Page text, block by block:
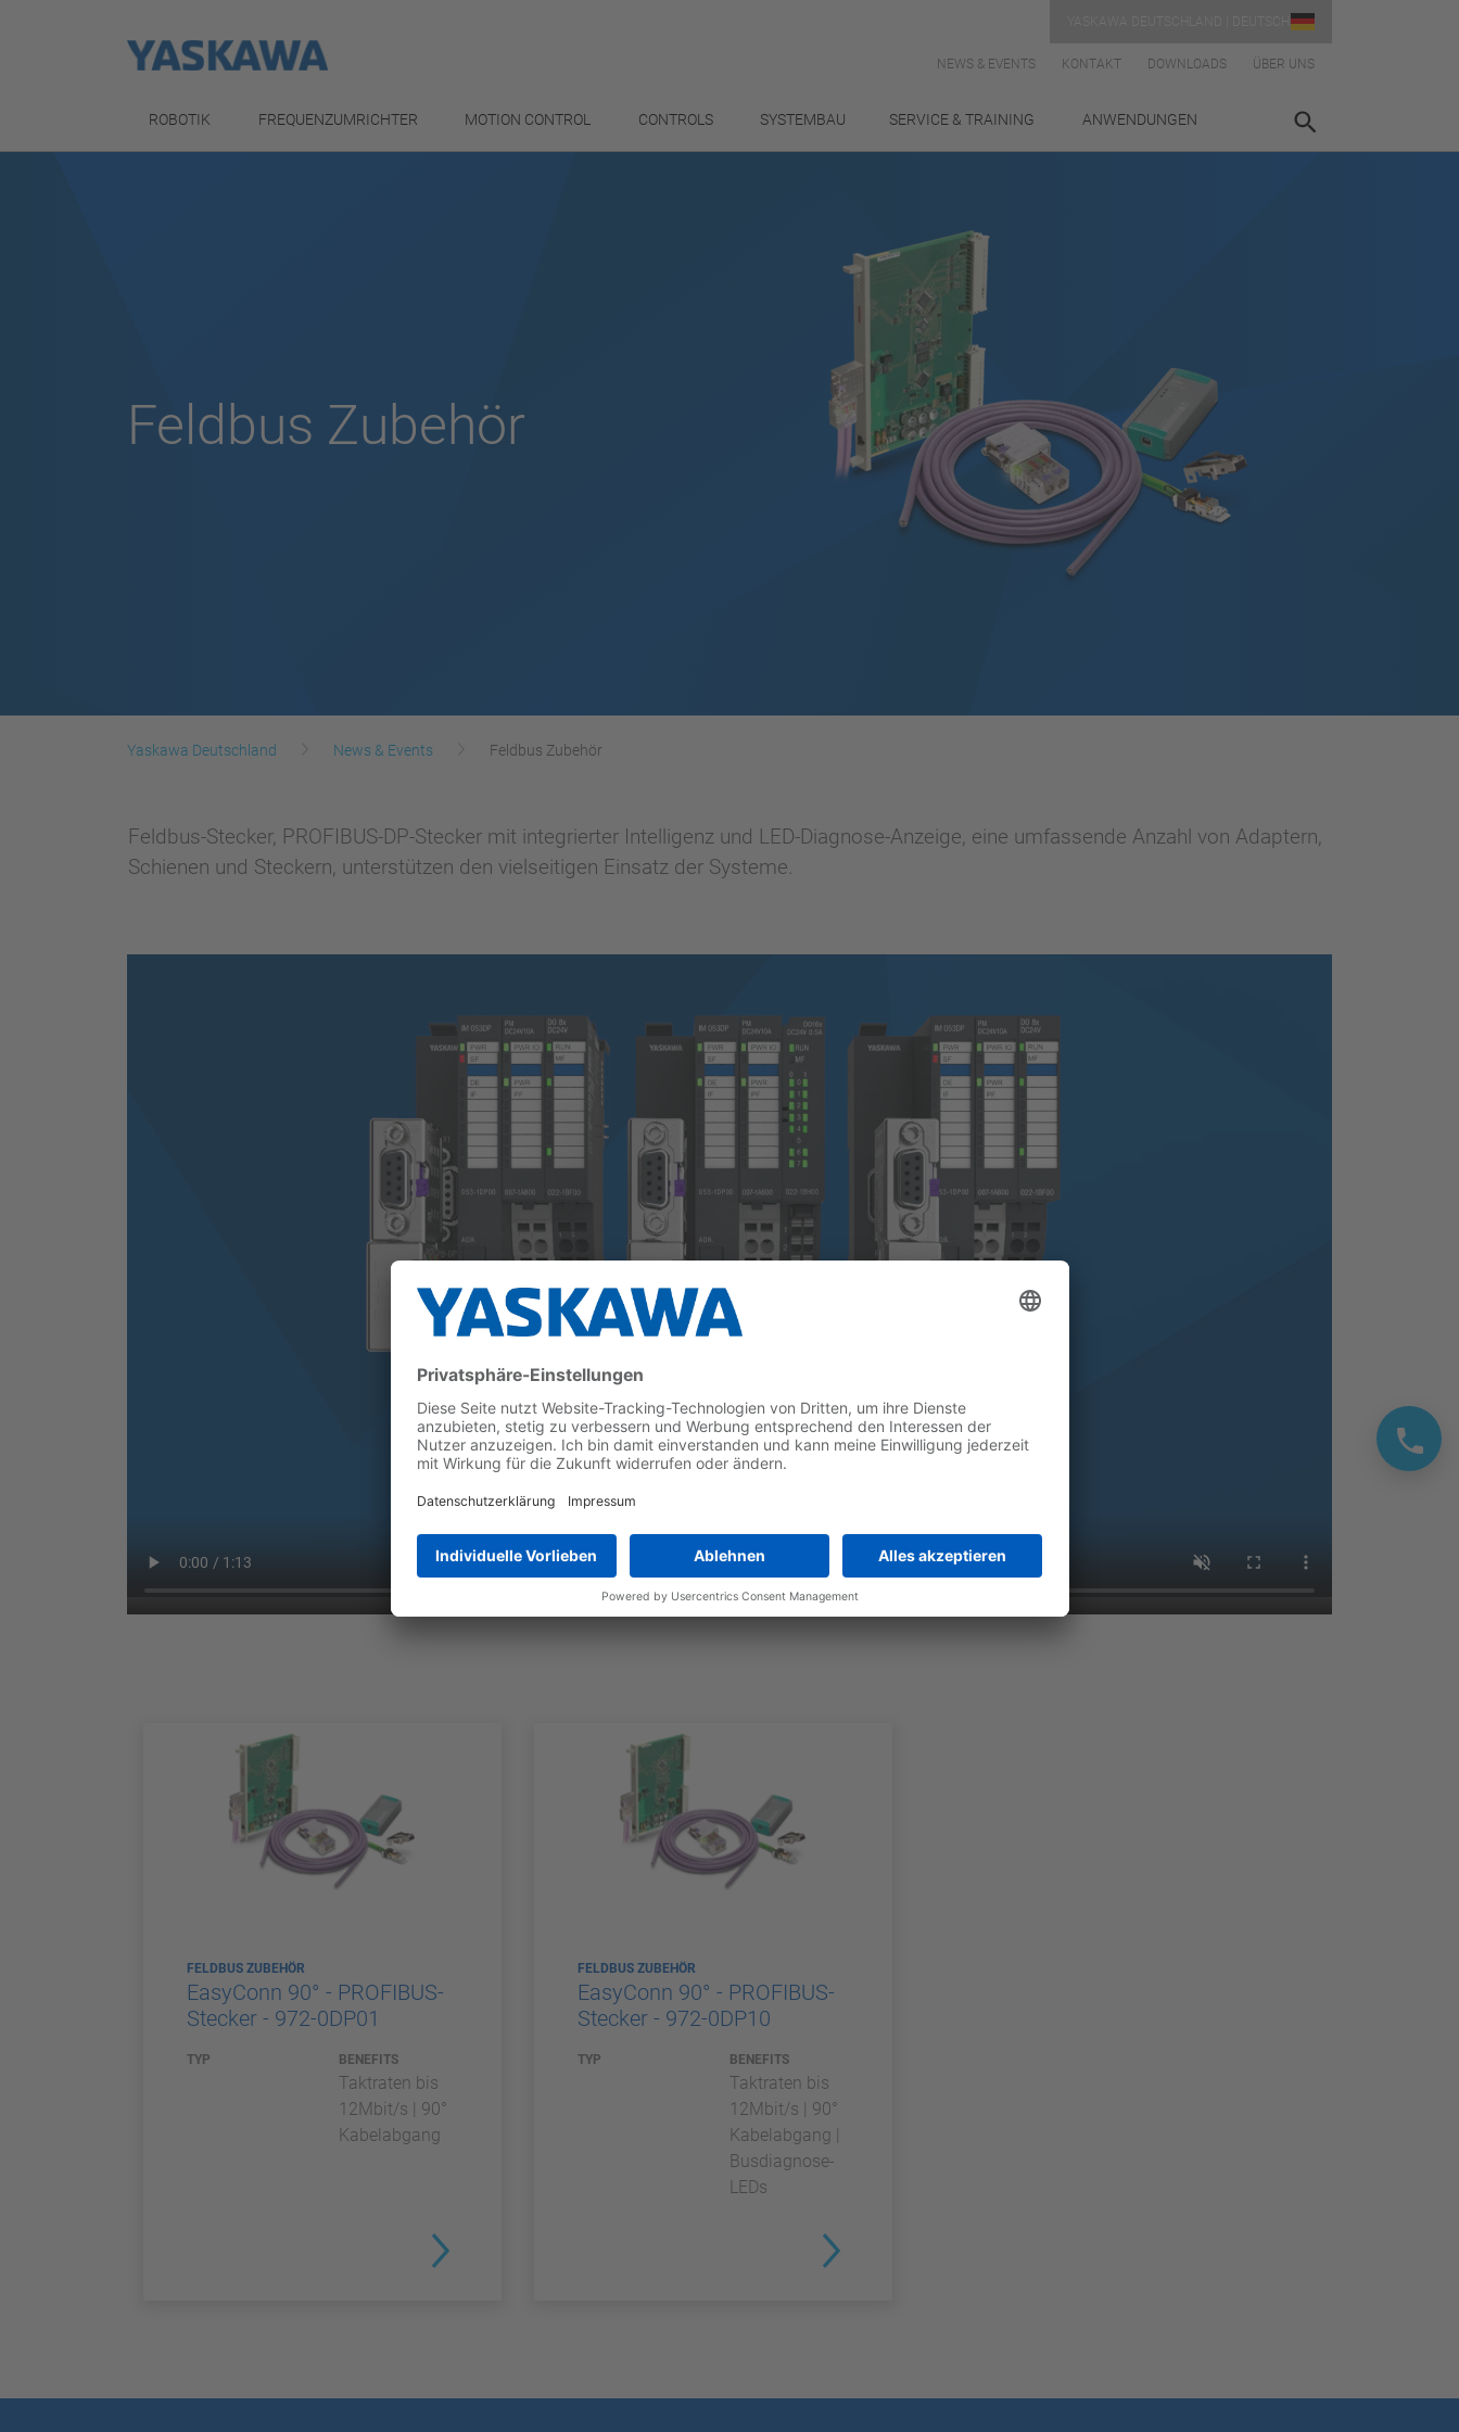
NEWS & EVENTS KONTAKT DOWNLOADS ÜBER UNS
ROBOTIK FREQUENZUMRICHTER MOTION CONTROL CONTROLS SYSTEMBAU SERVICE & TRAINING ANWENDUNGEN
Feldbus Zubehör
Yaskawa Deutschland News & Events Feldbus Zubehör
Feldbus-Stecker, PROFIBUS-DP-Stecker mit integrierter Intelligenz und LED-Diagnose-Anzeige, eine umfassende Anzahl von Adaptern,
Schienen und Steckern, unterstützen den vielseitigen Einsatz der Systeme.
FELDBUS ZUBEHÖR
EasyConn 90° - PROFIBUS-
Stecker - 972-0DP01
TYP BENEFITS
Taktraten bis
12Mbit/s | 90°
Kabelabgang
FELDBUS ZUBEHÖR
EasyConn 90° - PROFIBUS-
Stecker - 972-0DP10
TYP BENEFITS
Taktraten bis
12Mbit/s | 90°
Kabelabgang |
Busdiagnose-
LEDs